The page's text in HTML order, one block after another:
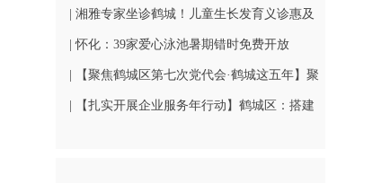
楼BA联赛8月7日开赛
| 湘雅专家坐诊鹤城！儿童生长发育义诊惠及
众多家庭
| 怀化：39家爱心泳池暑期错时免费开放
| 【聚焦鹤城区第七次党代会·鹤城这五年】聚
焦民生关切 书写幸福答卷
| 【扎实开展企业服务年行动】鹤城区：搭建